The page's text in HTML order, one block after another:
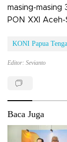
masing-masing
PON XXI Aceh-
KONI Papua
Editor: Sevianto
Baca Juga